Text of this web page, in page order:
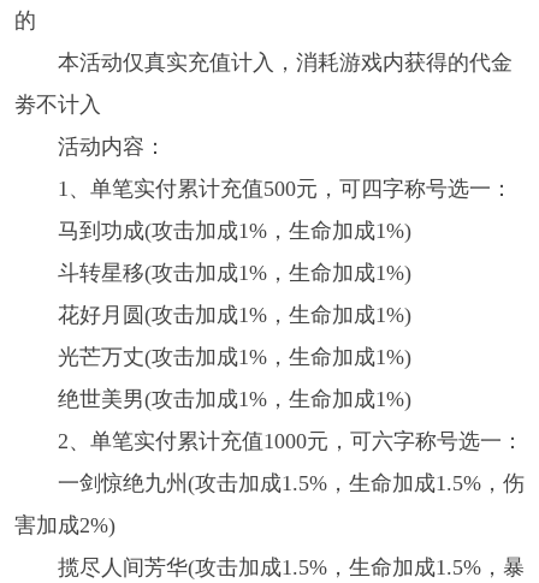
的
本活动仅真实充值计入，消耗游戏内获得的代金
劵不计入
活动内容：
1、单笔实付累计充值500元，可四字称号选一：
马到功成(攻击加成1%，生命加成1%)
斗转星移(攻击加成1%，生命加成1%)
花好月圆(攻击加成1%，生命加成1%)
光芒万丈(攻击加成1%，生命加成1%)
绝世美男(攻击加成1%，生命加成1%)
2、单笔实付累计充值1000元，可六字称号选一：
一剑惊绝九州(攻击加成1.5%，生命加成1.5%，伤
害加成2%)
揽尽人间芳华(攻击加成1.5%，生命加成1.5%，暴